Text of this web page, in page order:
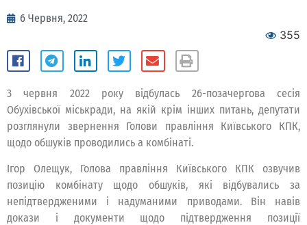
6 Червня, 2022
355
3 червня 2022 року відбулась 26-позачергова сесія
Обухівської міськради, на якій крім інших питань, депутати
розглянули звернення Голови правління Київського КПК,
щодо обшуків проводились а комбінаті.
Ігор Олещук, Голова правління Київського КПК озвучив
позицію комбінату щодо обшуків, які відбувались за
непідтвердженими і надуманими приводами. Він навів
докази і документи щодо підтвердження позиції